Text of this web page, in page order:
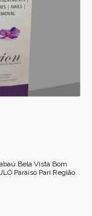
Bela Vista Bom
Paraíso Pari Região